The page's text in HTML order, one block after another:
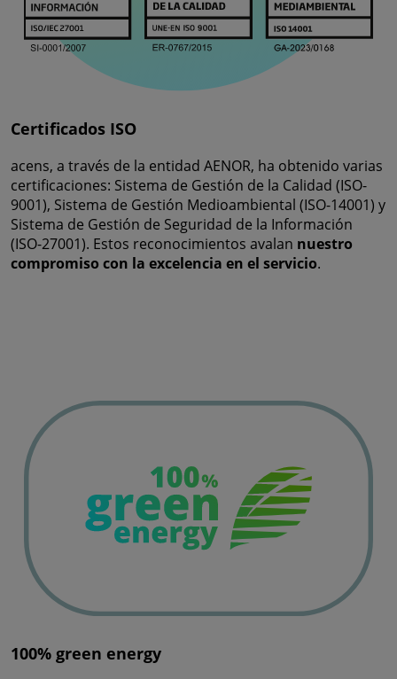
Certificados ISO
acens, a través de la entidad AENOR, ha obtenido varias
certificaciones: Sistema de Gestión de la Calidad (ISO-
9001), Sistema de Gestión Medioambiental (ISO-14001) y
Sistema de Gestión de Seguridad de la Información
(ISO-27001). Estos reconocimientos avalan nuestro
compromiso con la excelencia en el servicio.
100% green energy